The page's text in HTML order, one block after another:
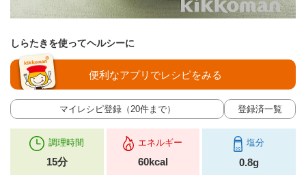
しらたきを使ってヘルシーに
マイレシピ登録（20件まで） 登録済一覧
便利なアプリでレシピをみる
調理時間
15分
エネルギー
60kcal
塩分
0.8g